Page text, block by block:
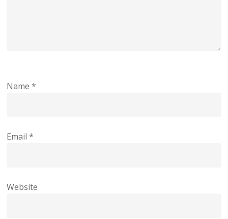
Name*
Email*
Website